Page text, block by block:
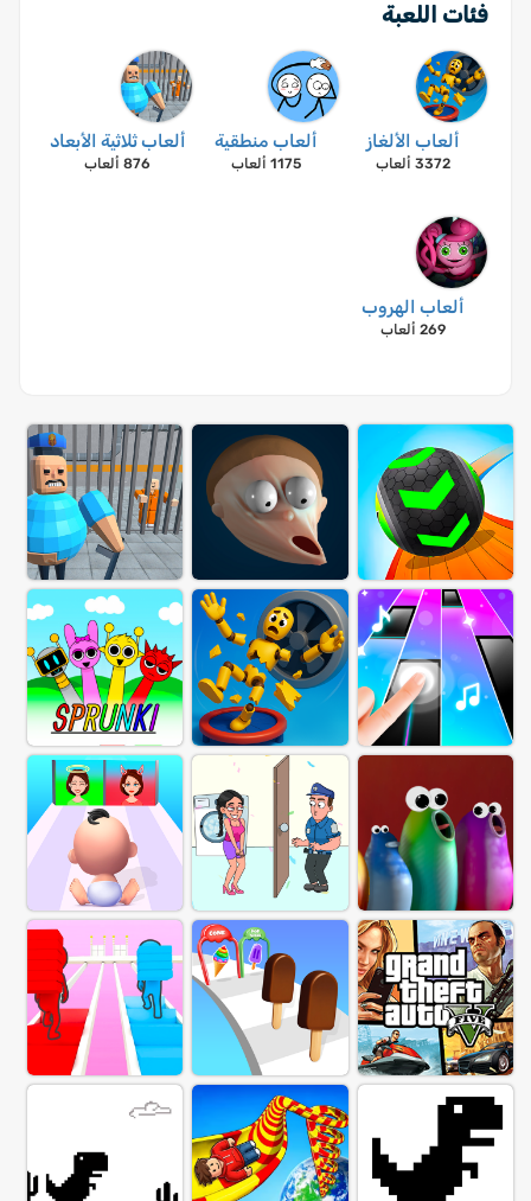
فئات اللعبة
ألعاب الألغاز
3372 ألعاب
ألعاب منطقية
1175 ألعاب
ألعاب ثلاثية الأبعاد
876 ألعاب
ألعاب الهروب
269 ألعاب